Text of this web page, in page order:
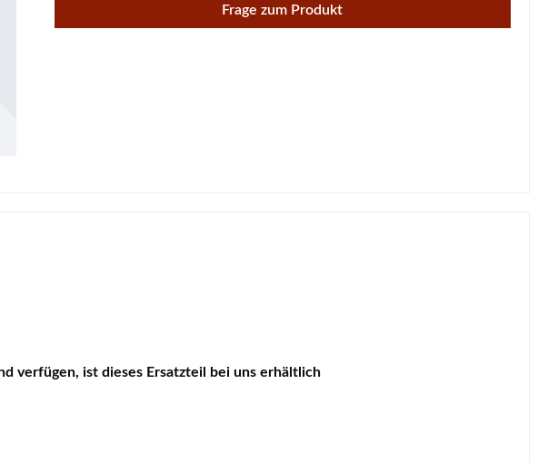
Frage zum Produkt
verfügen, ist dieses Ersatzteil bei uns erhältlich